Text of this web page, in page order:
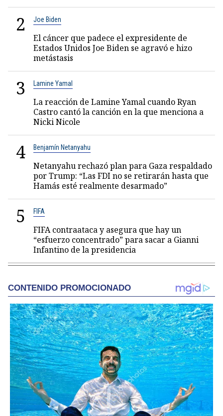
2 Joe Biden
El cáncer que padece el expresidente de
Estados Unidos Joe Biden se agravó e hizo
metástasis
3 Lamine Yamal
La reacción de Lamine Yamal cuando Ryan
Castro cantó la canción en la que menciona a
Nicki Nicole
4 Benjamín Netanyahu
Netanyahu rechazó plan para Gaza respaldado
por Trump: “Las FDI no se retirarán hasta que
Hamás esté realmente desarmado”
5 FIFA
FIFA contraataca y asegura que hay un
“esfuerzo concentrado” para sacar a Gianni
Infantino de la presidencia